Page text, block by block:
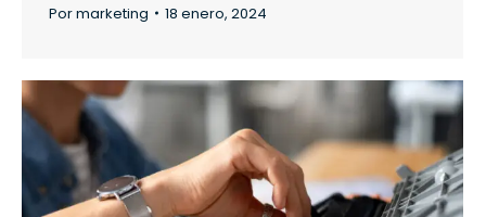
Pormarketing 18 enero, 2024